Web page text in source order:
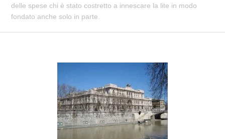
delle spese chi è stato costretto a innescare la lite in modo
fondato anche solo in parte.